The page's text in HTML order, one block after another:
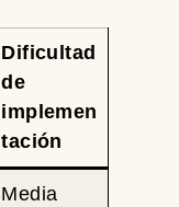
Dificultad
de
implemen
tación
Media